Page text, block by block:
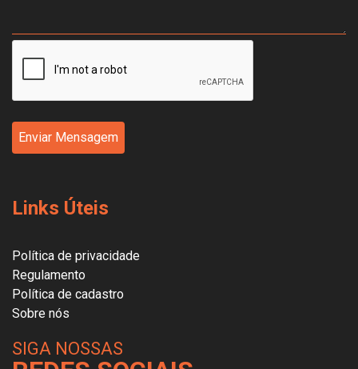
Enviar Mensagem
Links Úteis
Política de privacidade
Regulamento
Política de cadastro
Sobre nós
SIGA NOSSAS